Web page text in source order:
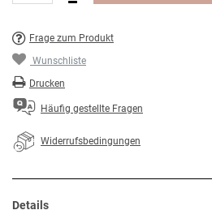
Frage zum Produkt
Wunschliste
Drucken
Häufig gestellte Fragen
Widerrufsbedingungen
Details